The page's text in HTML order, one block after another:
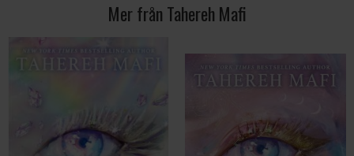
Mer från Tahereh Mafi